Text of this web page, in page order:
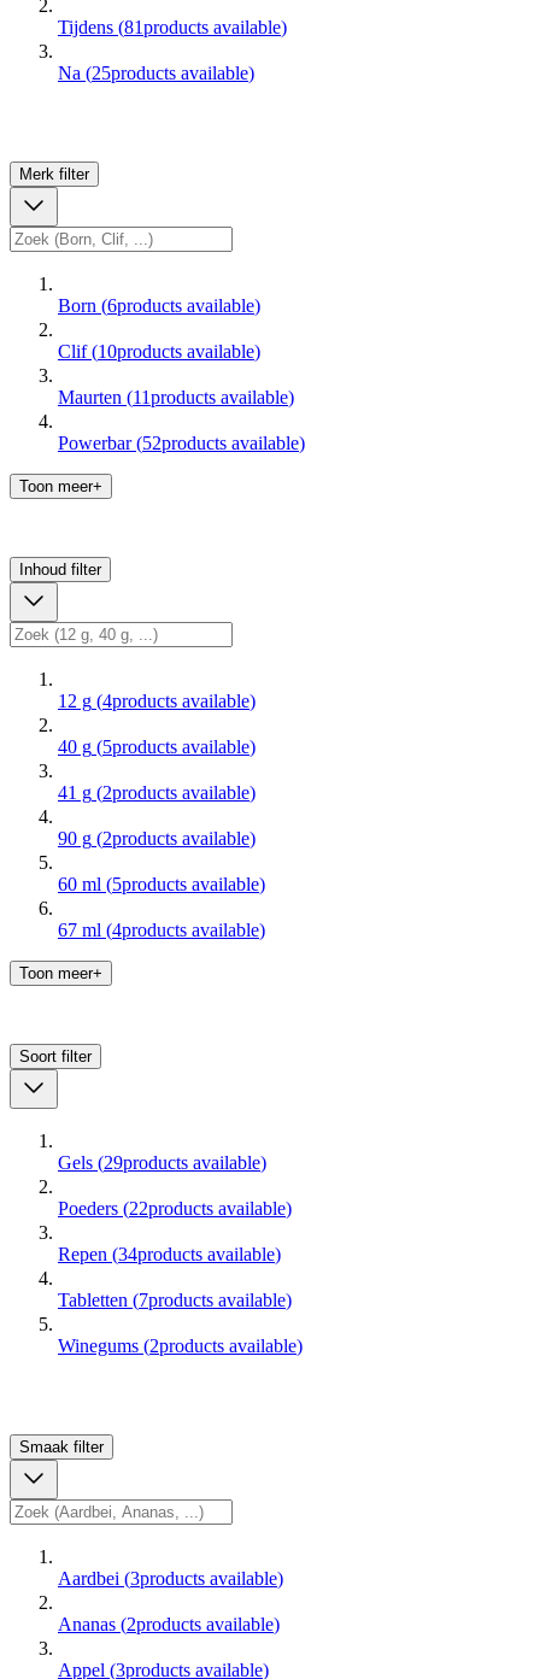
Tijdens (81products available)
Na (25products available)
Merk filter
Born (6products available)
Clif (10products available)
Maurten (11products available)
Powerbar (52products available)
Toon meer+
Inhoud filter
12 g (4products available)
40 g (5products available)
41 g (2products available)
90 g (2products available)
60 ml (5products available)
67 ml (4products available)
Toon meer+
Soort filter
Gels (29products available)
Poeders (22products available)
Repen (34products available)
Tabletten (7products available)
Winegums (2products available)
Smaak filter
Aardbei (3products available)
Ananas (2products available)
Appel (3products available)